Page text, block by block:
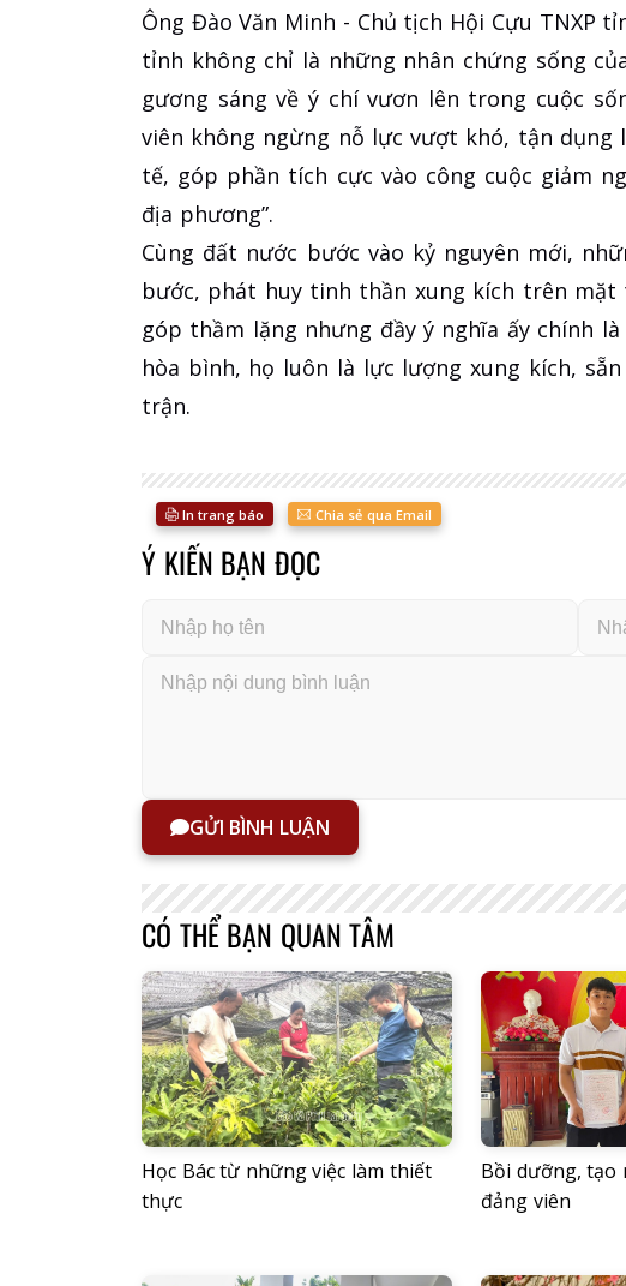
Ông Đào Văn Minh - Chủ tịch Hội Cựu TNXP
tỉnh không chỉ là những nhân chứng sống
gương sáng về ý chí vươn lên trong cuộc
viên không ngừng nỗ lực vượt khó, tận
tế, góp phần tích cực vào công cuộc giảm
địa phương”.
Cùng đất nước bước vào kỷ nguyên mới,
bước, phát huy tinh thần xung kích trên mặt
góp thầm lặng nhưng đầy ý nghĩa ấy chính
hòa bình, họ luôn là lực lượng xung kích,
trận.
In trang báo Chia sẻ qua Email
Ý KIẾN BẠN ĐỌC
GỬI BÌNH LUẬN
CÓ THỂ BẠN QUAN TÂM
Học Bác từ những việc làm thiết
thực
Bồi dưỡng, tạo
đảng viên